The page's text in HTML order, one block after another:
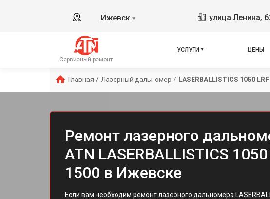
Ижевск ▼ улица Ленина,
Сервисный ремонт
УСЛУГИ ЦЕНЫ
Главная / Лазерный дальномер / LASERBALLISTICS 1050
Ремонт лазерного
ATN LASERBALLISTICS
1500 в Ижевске
Если вам необходим ремонт лазерного дальномера